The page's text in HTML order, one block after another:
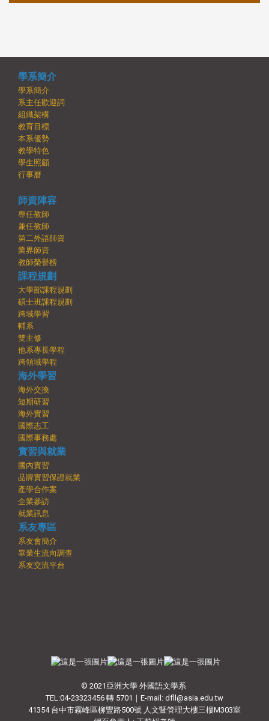
學系簡介
學系簡介
系主任歡迎詞
組織架構
教育目標
本系優勢
教學特色
學生照顧
行事曆
師資陣容
專任教師
兼任教師
第二外語師資
業界師資
教師榮譽榜
課程規劃
大學部課程規劃
碩士班課程規劃
跨域學習
輔系
雙主修
他系專長學程
跨領域學程
海外學習
海外交換
短期研習
海外實習
國際志工
國際事務處
實習與就業
國內實習
品牌實習保證就業
產學合作案
企業參訪
就業訊息
系友專區
系友會簡介
畢業生流向調查
系友交流平台
© 2021亞洲大學 外國語文學系
TEL:04-23323456 轉 5701｜E-mail: dfll@asia.edu.tw
41354 台中市霧峰區柳豐路500號 人文暨管理大樓三樓M303室